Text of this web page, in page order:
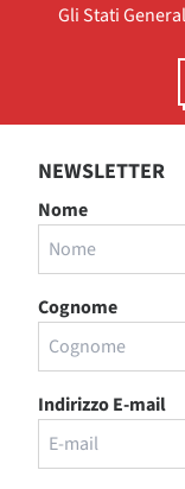
Gli Stati
NEWSLETTER
Nome
Cognome
Indirizzo E-mail